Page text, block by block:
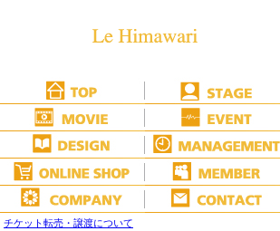
チケット転売・譲渡について